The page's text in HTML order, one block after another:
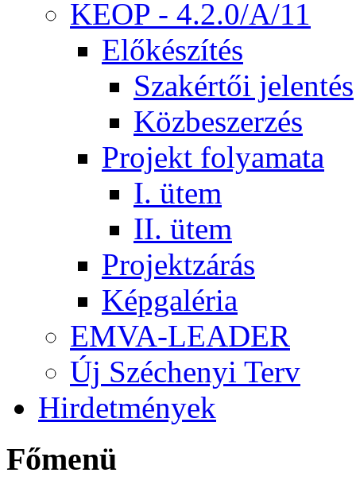
KEOP - 4.2.0/A/11
Előkészítés
Szakértői jelentés
Közbeszerzés
Projekt folyamata
I. ütem
II. ütem
Projektzárás
Képgaléria
EMVA-LEADER
Új Széchenyi Terv
Hirdetmények
Főmenü